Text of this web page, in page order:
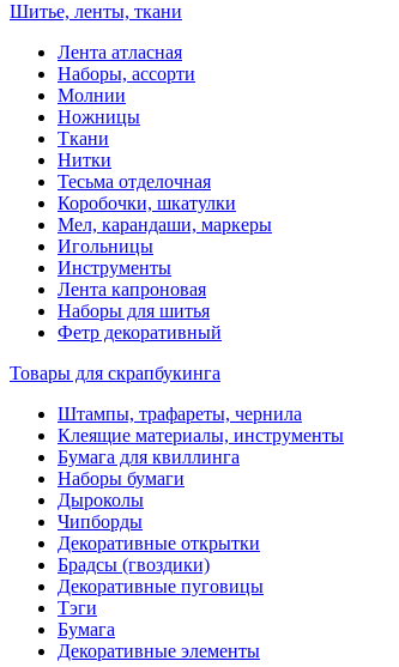
Шитье, ленты, ткани
Лента атласная
Наборы, ассорти
Молнии
Ножницы
Ткани
Нитки
Тесьма отделочная
Коробочки, шкатулки
Мел, карандаши, маркеры
Игольницы
Инструменты
Лента капроновая
Наборы для шитья
Фетр декоративный
Товары для скрапбукинга
Штампы, трафареты, чернила
Клеящие материалы, инструменты
Бумага для квиллинга
Наборы бумаги
Дыроколы
Чипборды
Декоративные открытки
Брадсы (гвоздики)
Декоративные пуговицы
Тэги
Бумага
Декоративные элементы